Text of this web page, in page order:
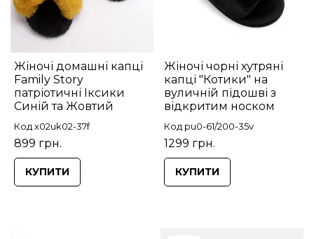
Жіночі домашні капці
Family Story
патріотичні Іксики
Синій та Жовтий
Код x02uk02-37f
899 грн.
КУПИТИ
Жіночі чорні хутряні
капці "Котики" на
вуличній підошві з
відкритим носком
Код pu0-61/200-35v
1299 грн.
КУПИТИ